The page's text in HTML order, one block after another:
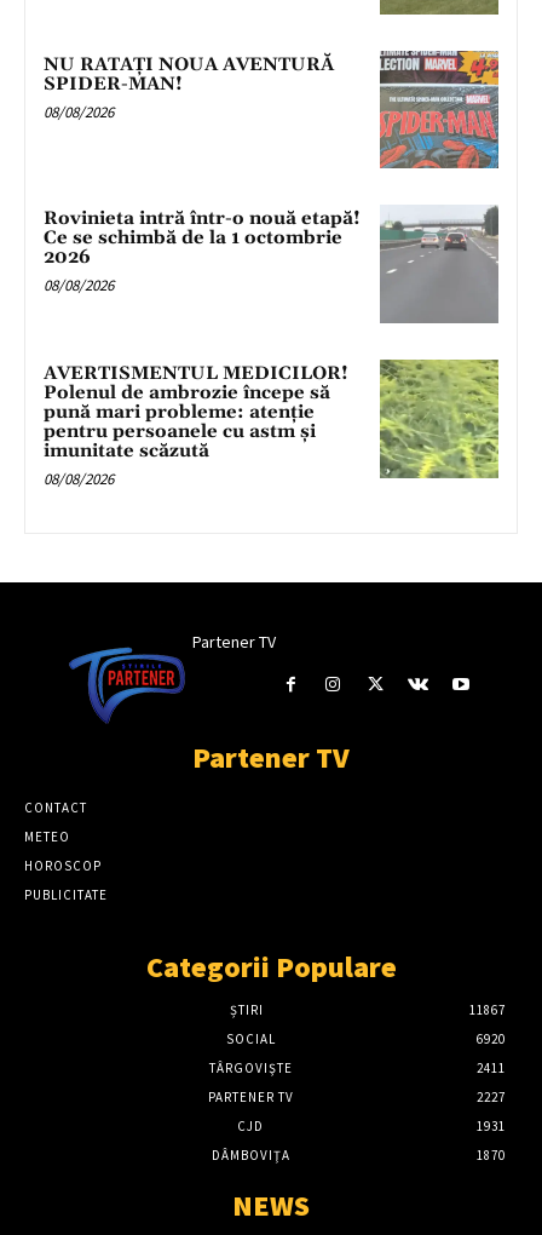
NU RATAȚI NOUA AVENTURĂ
SPIDER-MAN!
08/08/2026
Rovinieta intră într-o nouă etapă!
Ce se schimbă de la 1 octombrie
2026
08/08/2026
AVERTISMENTUL MEDICILOR!
Polenul de ambrozie începe să
pună mari probleme: atenție
pentru persoanele cu astm și
imunitate scăzută
08/08/2026
Partener TV
Partener TV
CONTACT
METEO
HOROSCOP
PUBLICITATE
Categorii Populare
ȘTIRI
11867
SOCIAL
6920
TÂRGOVIŞTE
2411
PARTENER TV
2227
CJD
1931
DÂMBOVIŢA
1870
NEWS